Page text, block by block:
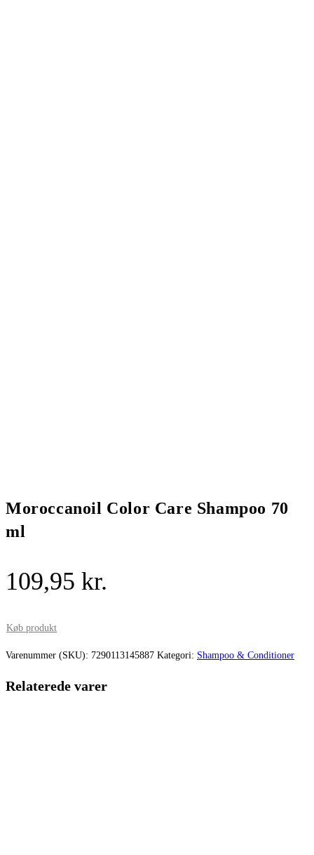
Moroccanoil Color Care Shampoo 70
ml
109,95 kr.
Køb produkt
Varenummer (SKU): 7290113145887 Kategori: Shampoo & Conditioner
Relaterede varer